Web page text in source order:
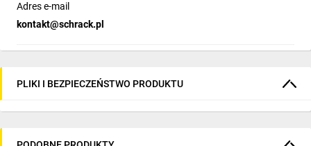
Adres e-mail
kontakt@schrack.pl
PLIKI I BEZPIECZEŃSTWO PRODUKTU